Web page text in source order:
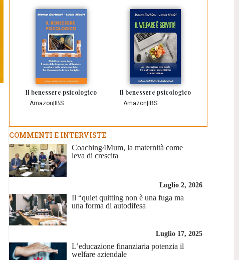
Il benessere psicologico
Amazon IBS
Il benessere psicologico
Amazon IBS
COMMENTI E INTERVISTE
Coaching4Mum, la maternità come
leva di crescita
Luglio 2, 2026
Il “quiet quitting non è una fuga ma
una forma di autodifesa
Luglio 17, 2025
L’educazione finanziaria potenzia il
welfare aziendale